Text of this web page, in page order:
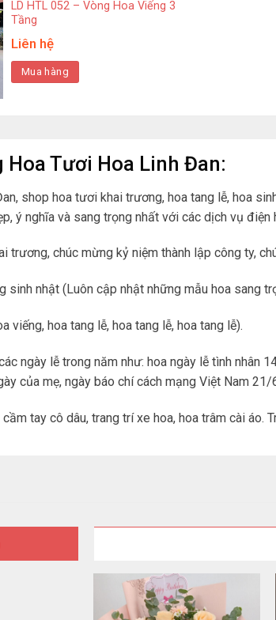
LD HTL 052 – Vòng Hoa Viếng 3
Tầng
Liên hệ
Mua hàng
Hoa Tươi Hoa Linh Đan:
shop hoa tươi khai trương, hoa tang lễ, hoa
ý nghĩa và sang trọng nhất với các dịch vụ điện
trương, chúc mừng kỷ niệm thành lập công ty,
sinh nhật (Luôn cập nhật những mẫu hoa sang
viếng, hoa tang lễ, hoa tang lễ, hoa tang lễ).
ngày lễ trong năm như: hoa ngày lễ tình
của mẹ, ngày báo chí cách mạng Việt Nam 21/
tay cô dâu, trang trí xe hoa, hoa trâm cài áo.